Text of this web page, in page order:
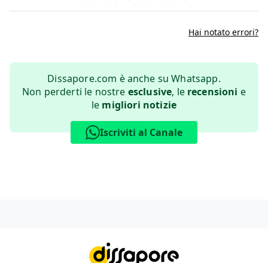
Hai notato errori?
Dissapore.com è anche su Whatsapp.
Non perderti le nostre esclusive, le recensioni e
le migliori notizie
Iscriviti al Canale